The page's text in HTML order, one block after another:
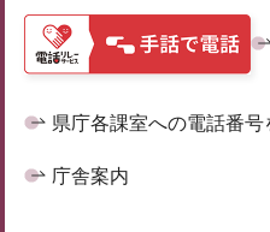
県庁各課室への電話番号
庁舎案内